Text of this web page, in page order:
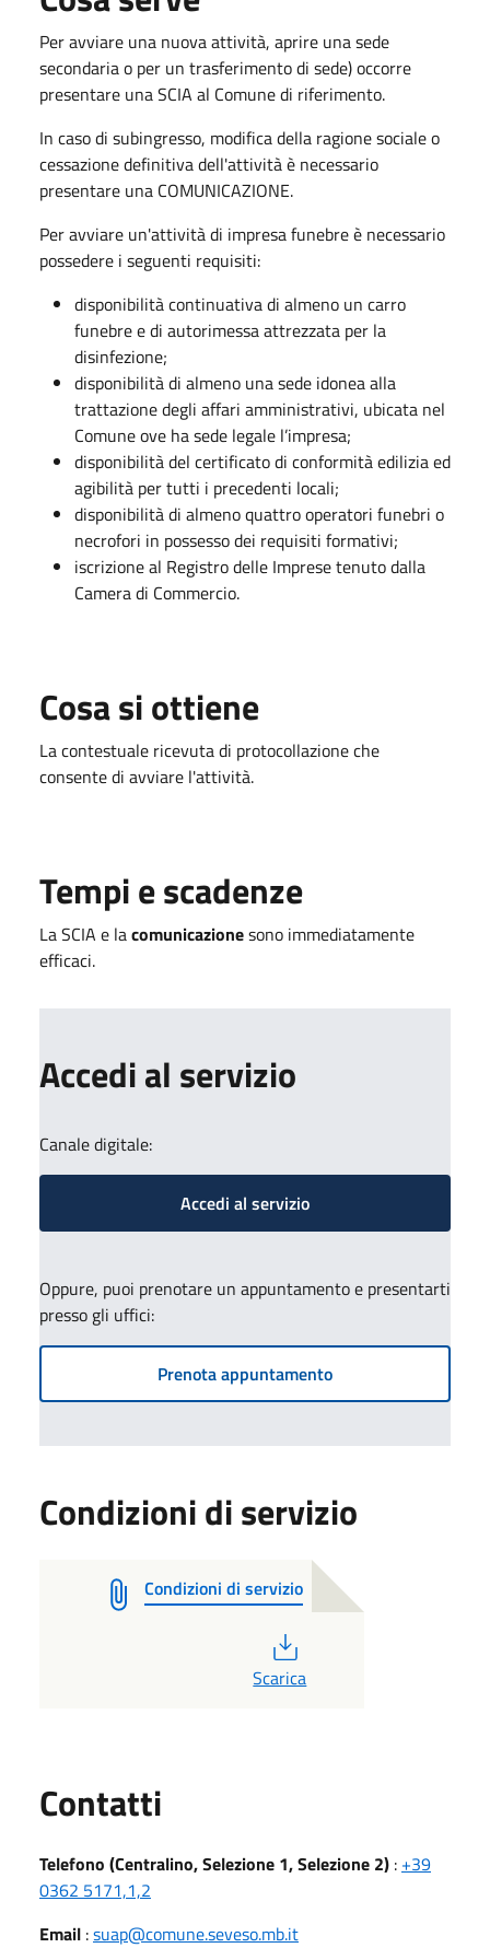
Per avviare una nuova attività, aprire una sede
secondaria o per un trasferimento di sede) occorre
presentare una SCIA al Comune di riferimento.
In caso di subingresso, modifica della ragione sociale o
cessazione definitiva dell'attività è necessario
presentare una COMUNICAZIONE.
Per avviare un'attività di impresa funebre è necessario
possedere i seguenti requisiti:
disponibilità continuativa di almeno un carro
funebre e di autorimessa attrezzata per la
disinfezione;
disponibilità di almeno una sede idonea alla
trattazione degli affari amministrativi, ubicata nel
Comune ove ha sede legale l’impresa;
disponibilità del certificato di conformità edilizia ed
agibilità per tutti i precedenti locali;
disponibilità di almeno quattro operatori funebri o
necrofori in possesso dei requisiti formativi;
iscrizione al Registro delle Imprese tenuto dalla
Camera di Commercio.
Cosa si ottiene
La contestuale ricevuta di protocollazione che
consente di avviare l'attività.
Tempi e scadenze
La SCIA e lacomunicazionesono immediatamente
efficaci.
Accedi al servizio
Canale digitale:
Accedi al servizio
Oppure, puoi prenotare un appuntamento e presentarti
presso gli uffici:
Prenota appuntamento
Condizioni di servizio
Condizioni di servizio
Scarica
Contatti
Telefono (Centralino, Selezione 1, Selezione 2) : +39
0362 5171,1,2
Email :suap@comune.seveso.mb.it